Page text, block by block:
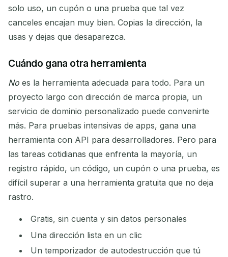
solo uso, un cupón o una prueba que tal vez
canceles encajan muy bien. Copias la dirección, la
usas y dejas que desaparezca.
Cuándo gana otra herramienta
No es la herramienta adecuada para todo. Para un
proyecto largo con dirección de marca propia, un
servicio de dominio personalizado puede convenirte
más. Para pruebas intensivas de apps, gana una
herramienta con API para desarrolladores. Pero para
las tareas cotidianas que enfrenta la mayoría, un
registro rápido, un código, un cupón o una prueba, es
difícil superar a una herramienta gratuita que no deja
rastro.
Gratis, sin cuenta y sin datos personales
Una dirección lista en un clic
Un temporizador de autodestrucción que tú